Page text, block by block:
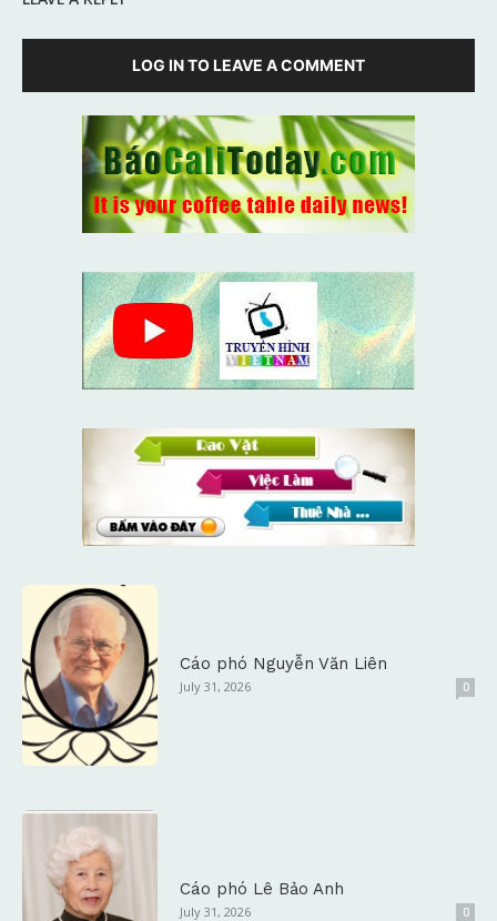
LOG IN TO LEAVE A COMMENT
Cáo phó Nguyễn Văn Liên
July 31, 2026 0
Cáo phó Lê Bảo Anh
July 31, 2026 0